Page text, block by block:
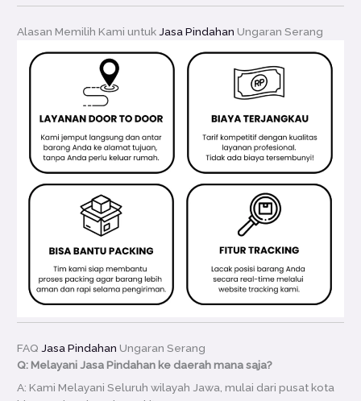
Alasan Memilih Kami untuk Jasa Pindahan Ungaran Serang
FAQ Jasa Pindahan Ungaran Serang
Q: Melayani Jasa Pindahan ke daerah mana saja?
A: Kami Melayani Seluruh wilayah Jawa, mulai dari pusat kota